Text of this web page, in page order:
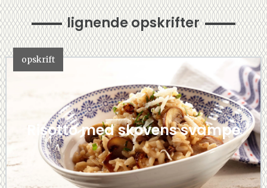
lignende opskrifter
opskrift
Risotto med skovens svampe